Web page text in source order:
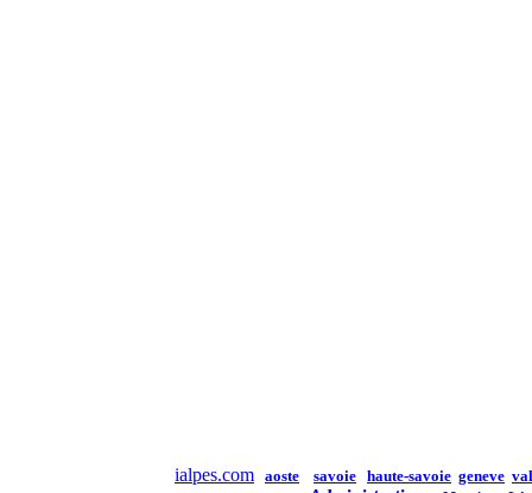
ialpes.com aoste savoie haute-savoie geneve